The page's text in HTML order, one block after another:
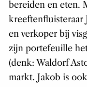
bereiden en eten.
kreeftenfluisteraar
en verkoper bij
zijn portefeuille
(denk: Waldorf
markt. Jakob is